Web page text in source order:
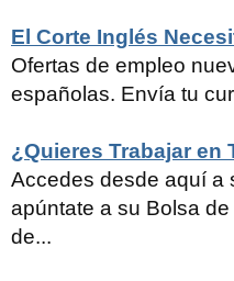
El Corte Inglés
Ofertas de empleo
españolas. Envía tu
¿Quieres Trabajar en
Accedes desde aquí a
apúntate a su Bolsa
de...